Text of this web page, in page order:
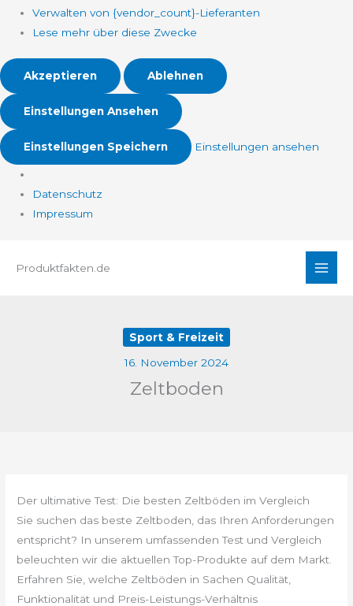
Verwalten von {vendor_count}-Lieferanten
Lese mehr über diese Zwecke
Akzeptieren Ablehnen
Einstellungen Ansehen
Einstellungen Speichern Einstellungen ansehen
Datenschutz
Impressum
InhaltProduktfakten.de
Sport & Freizeit
16. November 2024
Zeltboden
Der ultimative Test: Die besten Zeltböden im Vergleich
Sie suchen das beste Zeltboden, das Ihren Anforderungen
entspricht? In unserem umfassenden Test und Vergleich
beleuchten wir die aktuellen Top-Produkte auf dem Markt.
Erfahren Sie, welche Zeltböden in Sachen Qualität,
Funktionalität und Preis-Leistungs-Verhältnis